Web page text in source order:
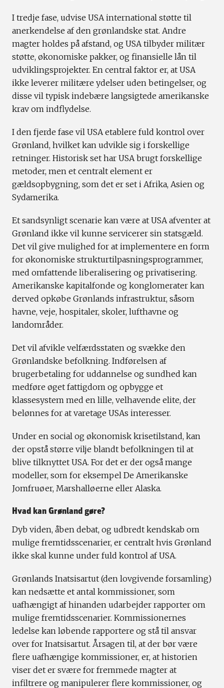
I tredje fase, udvise USA international støtte til
anerkendelse af den grønlandske stat. Andre
magter holdes på afstand, og USA tilbyder militær
støtte, økonomiske pakker, og finansielle lån til
udviklingsprojekter. En central faktor er, at USA
ikke leverer militære ydelser uden betingelser, og
disse vil typisk indebære langsigtede amerikanske
krav om indflydelse.
I den fjerde fase vil USA etablere fuld kontrol over
Grønland, hvilket kan udvikle sig i forskellige
retninger. Historisk set har USA brugt forskellige
metoder, men et centralt element er
gældsopbygning, som det er set i Afrika, Asien og
Sydamerika.
Et sandsynligt scenarie kan være at USA afventer at
Grønland ikke vil kunne servicerer sin statsgæld.
Det vil give mulighed for at implementere en form
for økonomiske strukturtilpasningsprogrammer,
med omfattende liberalisering og privatisering.
Amerikanske kapitalfonde og konglomerater kan
derved opkøbe Grønlands infrastruktur, såsom
havne, veje, hospitaler, skoler, lufthavne og
landområder.
Det vil afvikle velfærdsstaten og svække den
Grønlandske befolkning. Indførelsen af
brugerbetaling for uddannelse og sundhed kan
medføre øget fattigdom og opbygge et
klassesystem med en lille, velhavende elite, der
belønnes for at varetage USAs interesser.
Under en social og økonomisk krisetilstand, kan
der opstå større vilje blandt befolkningen til at
blive tilknyttet USA. For det er der også mange
modeller, som for eksempel De Amerikanske
Jomfruøer, Marshalløerne eller Alaska.
Hvad kan Grønland gøre?
Dyb viden, åben debat, og udbredt kendskab om
mulige fremtidsscenarier, er centralt hvis Grønland
ikke skal kunne under fuld kontrol af USA.
Grønlands Inatsisartut (den lovgivende forsamling)
kan nedsætte et antal kommissioner, som
uafhængigt af hinanden udarbejder rapporter om
mulige fremtidsscenarier. Kommissionernes
ledelse kan løbende rapportere og stå til ansvar
over for Inatsisartut. Årsagen til, at der bør være
flere uafhængige kommissioner, er, at historien
viser det er svære for fremmede magter at
infiltrere og manipulerer flere kommissioner, og